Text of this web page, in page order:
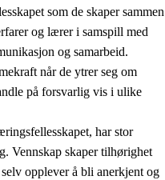
skole
som de skaper sammen
og lærer i samspill med
og samarbeid.
når de ytrer seg om
på forsvarlig vis i ulike
har stor
Vennskap skaper tilhørighet
opplever å bli anerkjent og